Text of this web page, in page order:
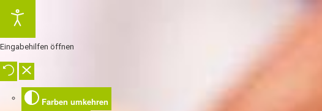
Eingabehilfen öffnen
Farben umkehren